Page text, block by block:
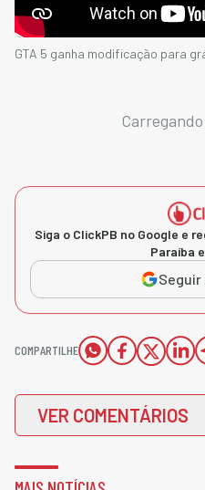
GTA 5 ganha modificação para
Siga o ClickPB no Google e
Paraíba
Seguir
COMPARTILHE
VER COMENTÁRIOS